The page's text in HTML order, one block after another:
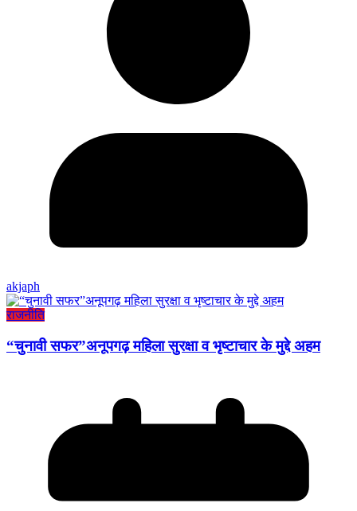
akjaph
राजनीति
“चुनावी सफर”अनूपगढ़ महिला सुरक्षा व भृष्टाचार के मुद्दे अहम